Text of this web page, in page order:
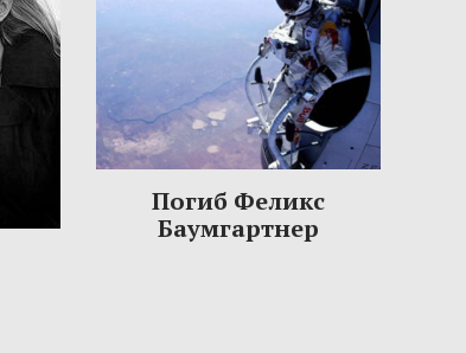
Погиб Феликс
Баумгартнер